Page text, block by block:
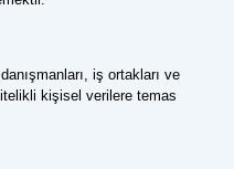
iş ortakları ve
kişisel verilere temas